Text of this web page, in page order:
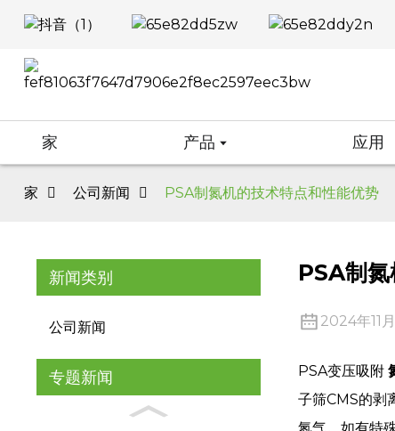
家 产品 应用
家 公司新闻 PSA制氮机的技术特点和性能优势
新闻类别
公司新闻
专题新闻
PSA制
2024年11
PSA变压吸附
子筛CMS的剥